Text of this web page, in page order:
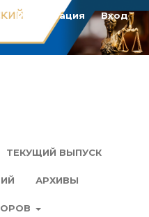
ТЕКУЩИЙ ВЫПУСК
АРХИВЫ
Регистрация Вход